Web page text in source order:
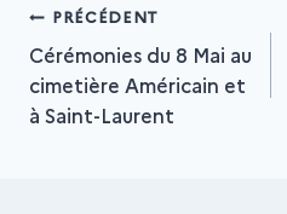
Navigation
de
PRÉCÉDENT
Cérémonies du 8 Mai au
cimetière Américain et
à Saint-Laurent